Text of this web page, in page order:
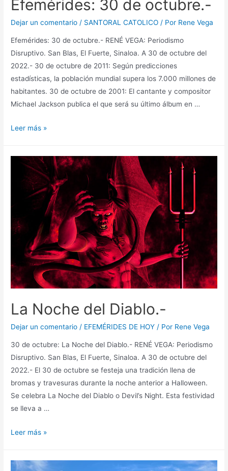
Efemérides: 30 de octubre.-
Dejar un comentario / SANTORAL CATOLICO / Por Rene Vega
Efemérides: 30 de octubre.- RENÉ VEGA: Periodismo
Disruptivo. San Blas, El Fuerte, Sinaloa. A 30 de octubre del
2022.- 30 de octubre de 2011: Según predicciones
estadísticas, la población mundial supera los 7.000 millones de
habitantes. 30 de octubre de 2001: El cantante y compositor
Michael Jackson publica el que será su último álbum en …
Leer más »
La Noche del Diablo.-
Dejar un comentario / EFEMÉRIDES DE HOY / Por Rene Vega
30 de octubre: La Noche del Diablo.- RENÉ VEGA: Periodismo
Disruptivo. San Blas, El Fuerte, Sinaloa. A 30 de octubre del
2022.- El 30 de octubre se festeja una tradición llena de
bromas y travesuras durante la noche anterior a Halloween.
Se celebra La Noche del Diablo o Devil’s Night. Esta festividad
se lleva a …
Leer más »